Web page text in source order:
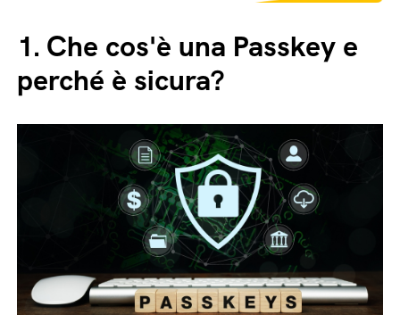
1. Che cos'è una Passkey e
perché è sicura?